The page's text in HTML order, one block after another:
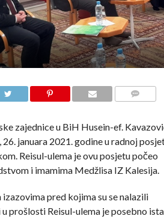
zajednice u BiH Husein-ef.
januara 2021. godine u radnoj
Reisul-ulema je ovu posjetu počeo
i imamima Medžlisa IZ Kalesija.
pred kojima su se nalazili
prošlosti Reisul-ulema je posebno